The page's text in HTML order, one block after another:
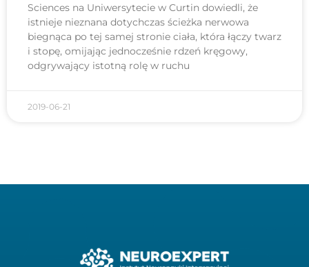
Sciences na Uniwersytecie w Curtin dowiedli, że
istnieje nieznana dotychczas ścieżka nerwowa
biegnąca po tej samej stronie ciała, która łączy twarz
i stopę, omijając jednocześnie rdzeń kręgowy,
odgrywający istotną rolę w ruchu
2019-06-21